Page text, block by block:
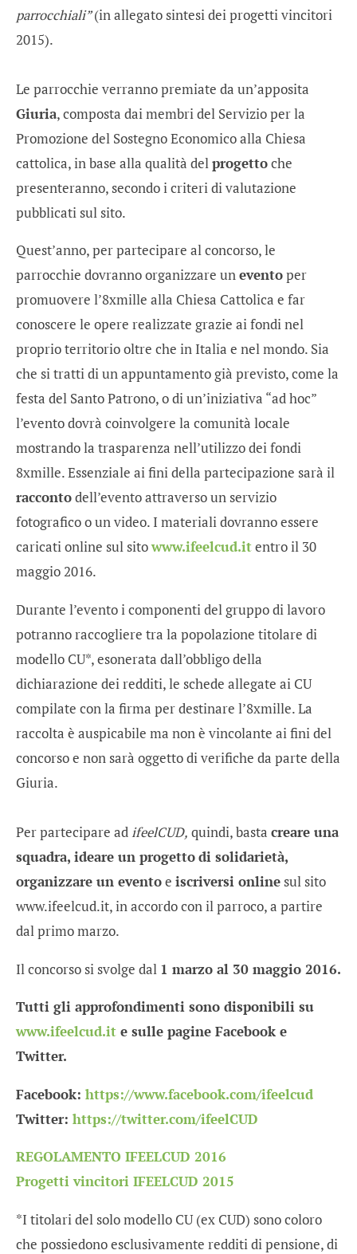
parrocchiali”(in allegato sintesi dei progetti vincitori
2015).
Le parrocchie verranno premiate da un’apposita
Giuria, composta dai membri del Servizio per la
Promozione del Sostegno Economico alla Chiesa
cattolica, in base alla qualità delprogettoche
presenteranno, secondo i criteri di valutazione
pubblicati sul sito.
Quest’anno, per partecipare al concorso, le
parrocchie dovranno organizzare uneventoper
promuovere l’8xmille alla Chiesa Cattolica e far
conoscere le opere realizzate grazie ai fondi nel
proprio territorio oltre che in Italia e nel mondo. Sia
che si tratti di un appuntamento già previsto, come la
festa del Santo Patrono, o di un’iniziativa “ad hoc”
l’evento dovrà coinvolgere la comunità locale
mostrando la trasparenza nell’utilizzo dei fondi
8xmille. Essenziale ai fini della partecipazione sarà il
raccontodell’evento attraverso un servizio
fotografico o un video. I materiali dovranno essere
caricati online sul sitowww.ifeelcud.itentro il 30
maggio 2016.
Durante l’evento i componenti del gruppo di lavoro
potranno raccogliere tra la popolazione titolare di
modello CU*, esonerata dall’obbligo della
dichiarazione dei redditi, le schede allegate ai CU
compilate con la firma per destinare l’8xmille. La
raccolta è auspicabile ma non è vincolante ai fini del
concorso e non sarà oggetto di verifiche da parte della
Giuria.
Per partecipare ad ifeelCUD, quindi, basta creare una
squadra, ideare un progettodi solidarietà,
organizzare un eventoe iscriversi online sul sito
www.ifeelcud.it, in accordo con il parroco, a partire
dal primo marzo.
Il concorso si svolge dal 1 marzo al 30 maggio 2016.
Tutti gli approfondimenti sono disponibili su
www.ifeelcud.it e sulle pagine Facebook e
Twitter.
Facebook: https://www.facebook.com/ifeelcud
Twitter: https://twitter.com/ifeelCUD
REGOLAMENTO IFEELCUD 2016
Progetti vincitori IFEELCUD 2015
*I titolari del solo modello CU (ex CUD) sono coloro
che possiedono esclusivamente redditi di pensione, di